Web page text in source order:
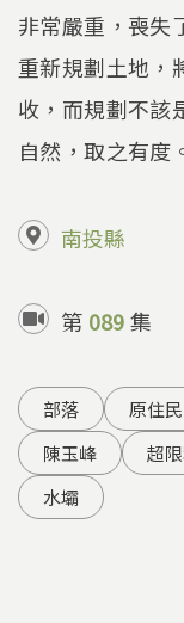
非常嚴重，喪失
重新規劃土地，
收，而規劃不該
自然，取之有度
南投縣
第 089集
部落 原住民
陳玉峰
超
水壩